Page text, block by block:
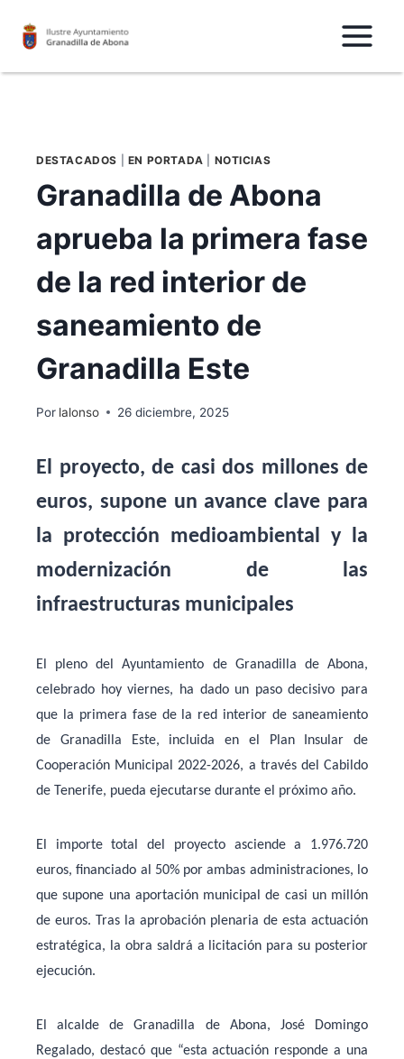
DESTACADOS EN PORTADA NOTICIAS
Granadilla de Abona
aprueba la primera fase
de la red interior de
saneamiento de
Granadilla Este
Por lalonso 26 diciembre, 2025
El proyecto, de casi dos millones de
euros, supone un avance clave para
la protección medioambiental y la
modernización de las
infraestructuras municipales
El pleno del Ayuntamiento de Granadilla de Abona,
celebrado hoy viernes, ha dado un paso decisivo para
que la primera fase de la red interior de saneamiento
de Granadilla Este, incluida en el Plan Insular de
Cooperación Municipal 2022-2026, a través del Cabildo
de Tenerife, pueda ejecutarse durante el próximo año.
El importe total del proyecto asciende a 1.976.720
euros, financiado al 50% por ambas administraciones, lo
que supone una aportación municipal de casi un millón
de euros. Tras la aprobación plenaria de esta actuación
estratégica, la obra saldrá a licitación para su posterior
ejecución.
El alcalde de Granadilla de Abona, José Domingo
Regalado, destacó que “esta actuación responde a una